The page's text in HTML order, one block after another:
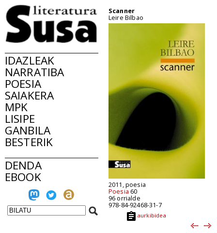
IDAZLEAK
NARRATIBA
POESIA
SAIAKERA
MPK
LISIPE
GANBILA
BESTERIK
DENDA
EBOOK
Scanner
Leire Bilbao
2011, poesia
Poesia 60
96 orrialde
978-84-92468-31-7
aurkibidea